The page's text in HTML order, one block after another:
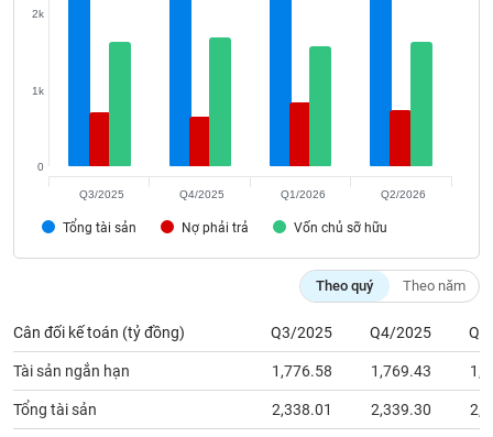
Tổng tài sản Nợ phải trả Vốn chủ sỡ hữu
0
1k
2k
Q3/2025 Q4/2025 Q1/2026 Q2/2026
Theo quý Theo năm
Cân đối kế toán (tỷ đồng) Q3/2025 Q4/2025
Tài sản ngắn hạn 1,776.58 1,769.43
Tổng tài sản 2,338.01 2,339.30
Công
Truyền